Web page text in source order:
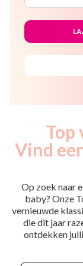
Top
Vind
Op zoek naar
baby? Onze
vernieuwde
die dit jaar
ontdekken